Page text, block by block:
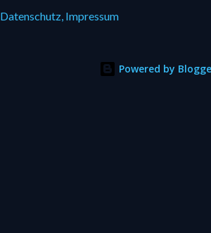
Datenschutz, Impressum
Powered by